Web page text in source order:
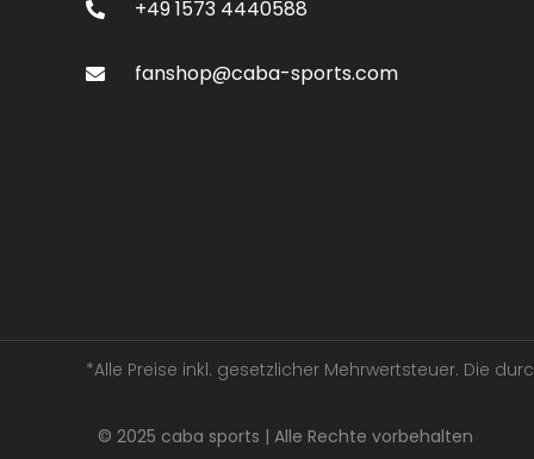
+49 1573 4440588
fanshop@caba-sports.com
*Alle Preise inkl. gesetzlicher Mehrwertsteuer. Die
© 2025 caba sports | Alle Rechte vorbehalten